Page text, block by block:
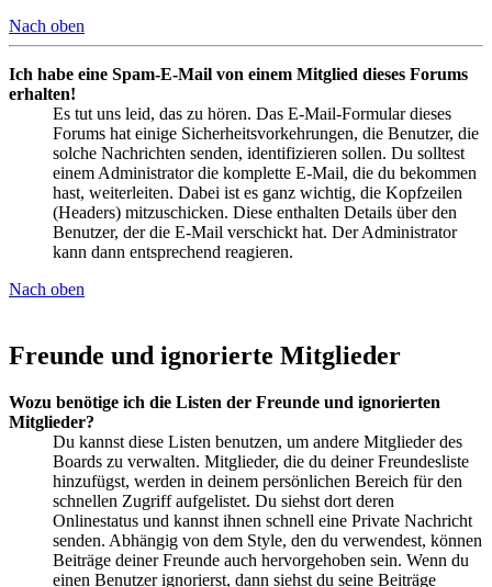
Nach oben
Ich habe eine Spam-E-Mail von einem Mitglied dieses Forums
erhalten!
Es tut uns leid, das zu hören. Das E-Mail-Formular dieses
Forums hat einige Sicherheitsvorkehrungen, die Benutzer, die
solche Nachrichten senden, identifizieren sollen. Du solltest
einem Administrator die komplette E-Mail, die du bekommen
hast, weiterleiten. Dabei ist es ganz wichtig, die Kopfzeilen
(Headers) mitzuschicken. Diese enthalten Details über den
Benutzer, der die E-Mail verschickt hat. Der Administrator
kann dann entsprechend reagieren.
Nach oben
Freunde und ignorierte Mitglieder
Wozu benötige ich die Listen der Freunde und ignorierten
Mitglieder?
Du kannst diese Listen benutzen, um andere Mitglieder des
Boards zu verwalten. Mitglieder, die du deiner Freundesliste
hinzufügst, werden in deinem persönlichen Bereich für den
schnellen Zugriff aufgelistet. Du siehst dort deren
Onlinestatus und kannst ihnen schnell eine Private Nachricht
senden. Abhängig von dem Style, den du verwendest, können
Beiträge deiner Freunde auch hervorgehoben sein. Wenn du
einen Benutzer ignorierst, dann siehst du seine Beiträge